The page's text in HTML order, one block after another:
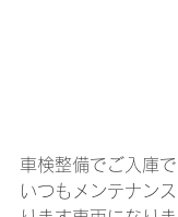
車検整備でご入庫で
いつもメンテナン